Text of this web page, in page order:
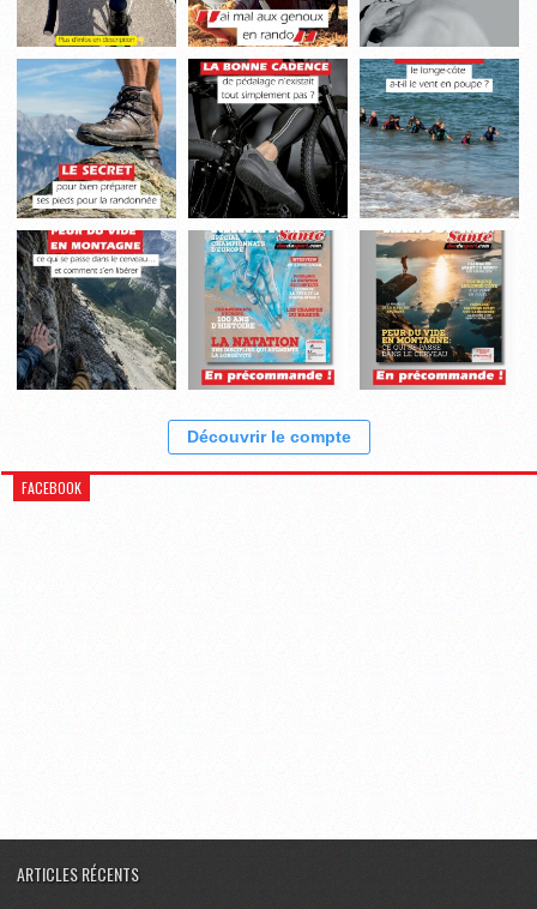
Découvrir le compte
FACEBOOK
ARTICLES RÉCENTS